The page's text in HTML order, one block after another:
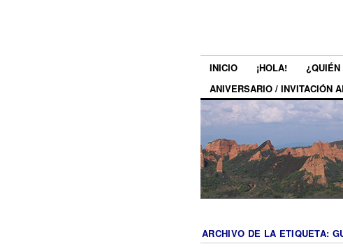
INICIO ¡HOLA! ¿QUIÉN
ANIVERSARIO / INVITACIÓN
ARCHIVO DE LA ETIQUETA: